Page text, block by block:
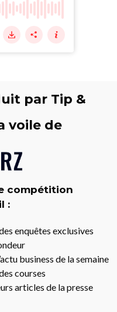
par Tip &
voile de
compétition
:
enquêtes exclusives
business de la semaine
courses
articles de la presse